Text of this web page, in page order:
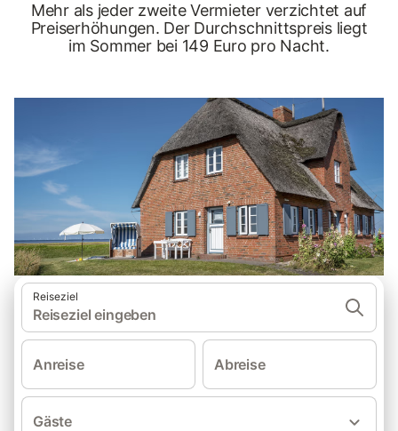
Mehr als jeder zweite Vermieter verzichtet auf
Preiserhöhungen. Der Durchschnittspreis liegt
im Sommer bei 149 Euro pro Nacht.
Reiseziel
Reiseziel eingeben
Anreise Abreise
Gäste